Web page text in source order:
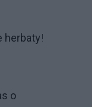
herbaty!
o